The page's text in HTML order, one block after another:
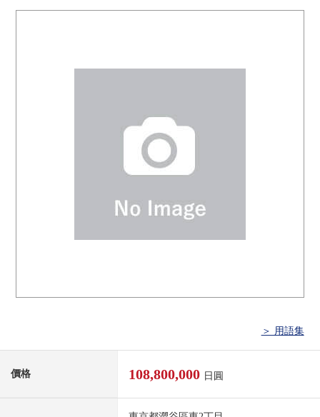
＞ 用語集
價格 108,800,000 日圓